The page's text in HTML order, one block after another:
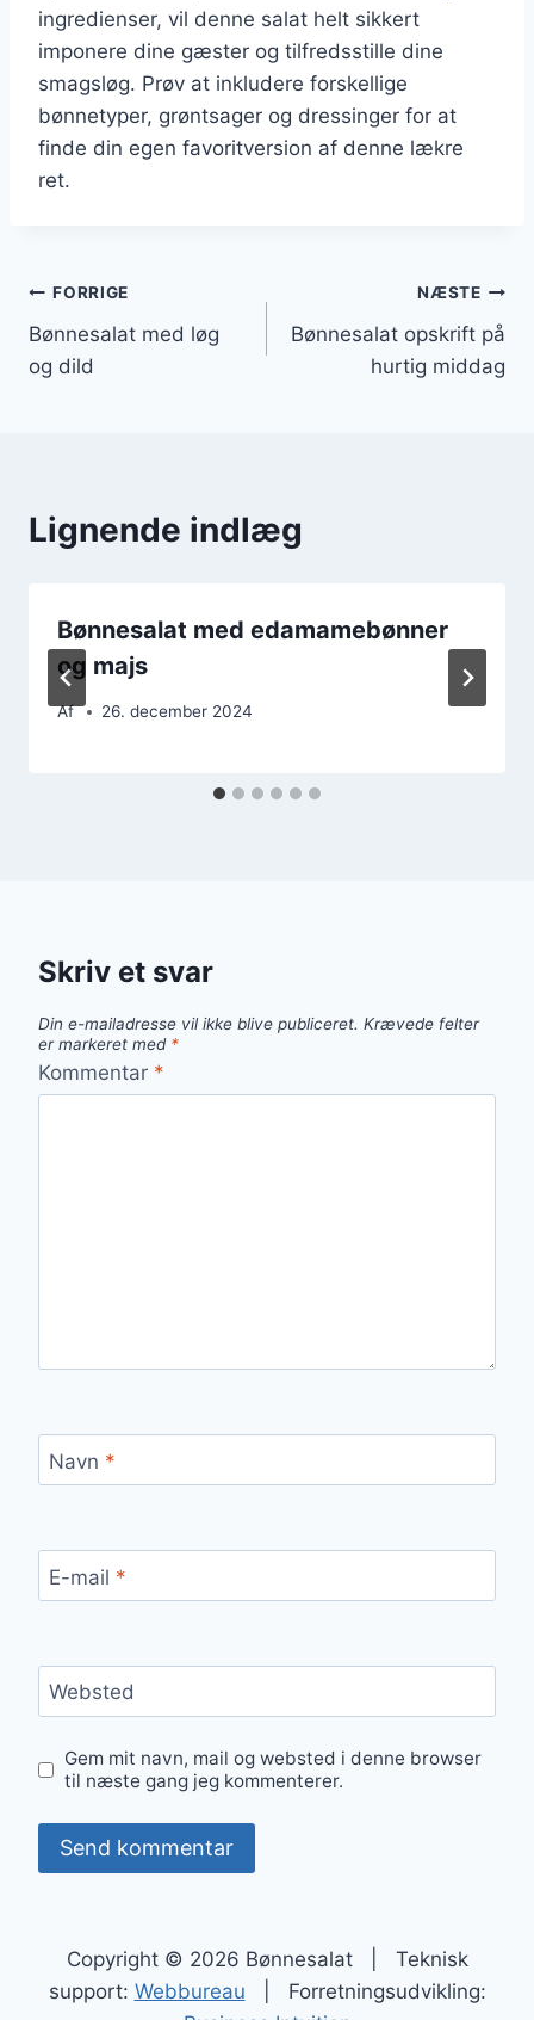
ingredienser, vil denne salat helt sikkert
imponere dine gæster og tilfredsstille dine
smagsløg. Prøv at inkludere forskellige
bønnetyper, grøntsager og dressinger for at
finde din egen favoritversion af denne lækre
ret.
Indlægsnavigation
FORRIGE
Bønnesalat med løg
og dild
NÆSTE
Bønnesalat opskrift på
hurtig middag
Lignende indlæg
Bønnesalat med edamamebønner
og majs
Af 26. december 2024
Skriv et svar
Din e-mailadresse vil ikke blive publiceret. Krævede felter
er markeret med *
Kommentar *
Navn *
E-mail *
Websted
Gem mit navn, mail og websted i denne browser
til næste gang jeg kommenterer.
Copyright © 2026 Bønnesalat | Teknisk
support: Webbureau | Forretningsudvikling: